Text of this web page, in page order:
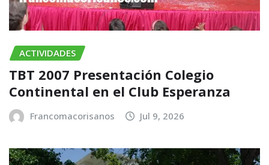
ACTIVIDADES
TBT 2007 Presentación Colegio
Continental en el Club Esperanza
Francomacorisanos Jul 9, 2026